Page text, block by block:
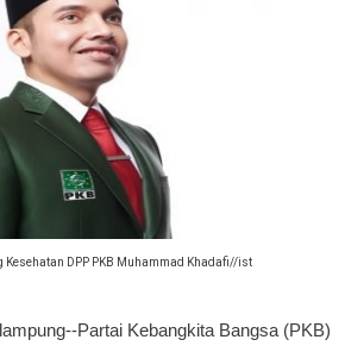
Kesehatan DPP PKB Muhammad Khadafi//ist
Partai Kebangkita Bangsa (PKB)